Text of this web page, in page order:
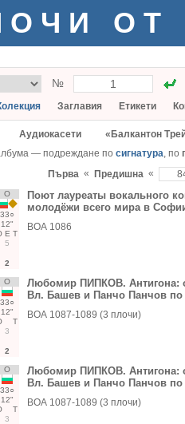
ОТ
№
Заглавия Етикети
Аудиокасети
«Балкантон
— подреждане по сигнатура, по
Първа « Предишна «
О
33○
12"
Е Т
5
2
Поют лауреаты вокального
молодёжи всего мира в
ВОА 1086
О
33○
12"
Т
3
2
Любомир ПИПКОВ. Антигона:
Вл. Башев и Панчо Панчов
ВОА 1087-1089 (3 плочи)
О
33○
12"
Т
3
Любомир ПИПКОВ. Антигона:
Вл. Башев и Панчо Панчов
ВОА 1087-1089 (3 плочи)